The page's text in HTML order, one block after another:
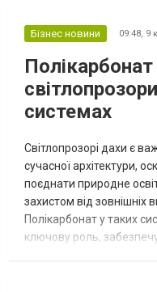
решение. Для тех, кто
учесть, что грамотный
на ранних этапах
Бізнес новини 09:48, 9
Полікарбонат
системах
Світлопрозорі дахи є
сучасної архітектури,
поєднати природне
захистом від зовнішніх
Полікарбонат у таких
ключову роль,